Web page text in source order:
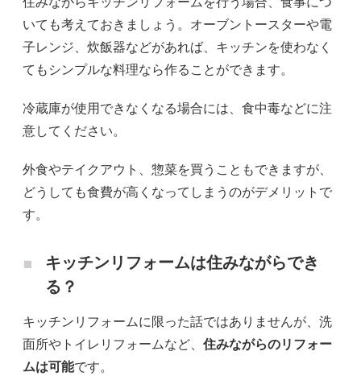
いても考えておきましょう。オーブントースターや電
子レンジ、炊飯器などがあれば、キッチンを使わなく
てもシンプルな料理なら作ることができます。
冷蔵庫が使用できなくなる場合には、食中毒などに注
意してください。
外食やテイクアウト、惣菜を買うこともできますが、
どうしても食費が高くなってしまうのがデメリットで
す。
キッチンリフォームは住みながらでき
る？
キッチンリフォームに限った話ではありませんが、洗
面所やトイレリフォームなど、 住みながらのリフォー
ムは可能です。